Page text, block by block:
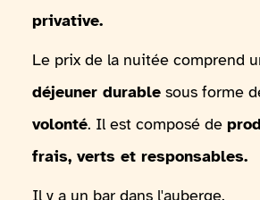
privative.
Le prix de la nuitée comprend
déjeuner durable sous forme
volonté. Il est composé de
frais, verts et responsables.
Il y a un bar dans l'auberge.